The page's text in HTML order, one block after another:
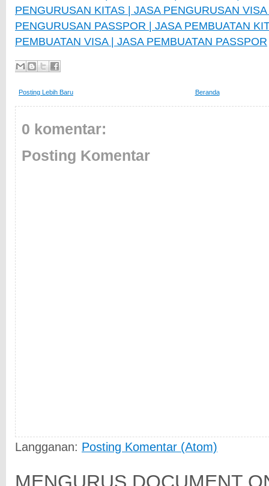
PENGURUSAN KITAS | JASA PENGURUSAN
PENGURUSAN PASSPOR | JASA PEMBUATAN
PEMBUATAN VISA | JASA PEMBUATAN PASSPOR
Posting Lebih Baru Beranda
0 komentar:
Posting Komentar
Langganan: Posting Komentar (Atom)